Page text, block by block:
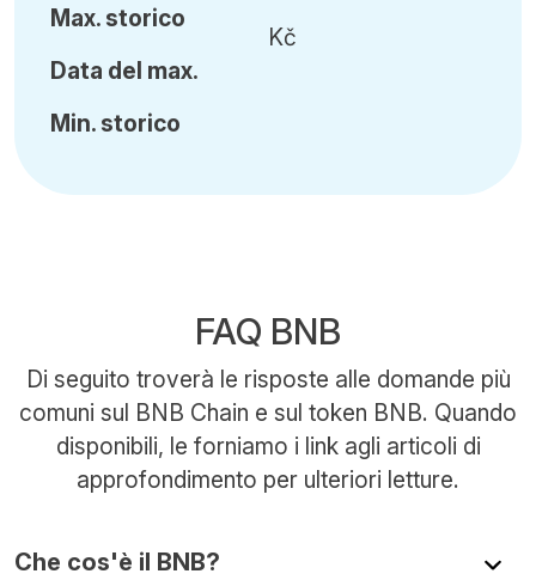
Max. storico
Data del max.
Min. storico
Kč
FAQ BNB
Di seguito troverà le risposte alle domande più
comuni sul BNB Chain e sul token BNB. Quando
disponibili, le forniamo i link agli articoli di
approfondimento per ulteriori letture.
Che cos'è il BNB?